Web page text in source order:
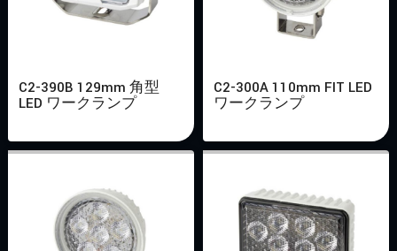
C2-390B 129mm 角型
LED ワークランプ
C2-300A 110mm FIT LED
ワークランプ